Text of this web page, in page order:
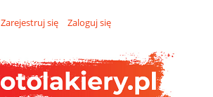
Zarejestruj się Zaloguj się